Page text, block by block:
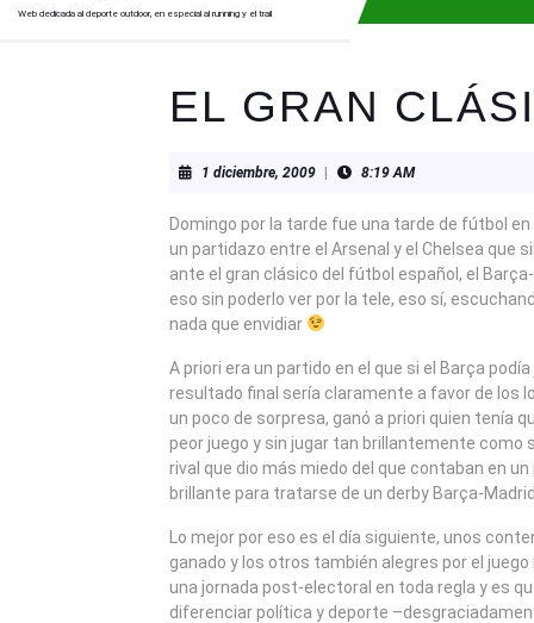
Web dedicada al deporte outdoor, en especial al running y el trail
EL GRAN
1 diciembre, 20091
2009
8:19 AM
Domingo por la tarde fue una tarde de fútbol
un partidazo entre el Arsenal y el Chelsea que
ante el gran clásico del fútbol español, el
eso sin poderlo ver por la tele, eso sí,
nada que envidiar
A priori era un partido en el que si el Barça
resultado final sería claramente a favor de los
un poco de sorpresa, ganó a priori quien tenía
peor juego y sin jugar tan brillantemente como
rival que dio más miedo del que contaban en
brillante para tratarse de un derby Barça-
Lo mejor por eso es el día siguiente, unos
ganado y los otros también alegres por el
una jornada post-electoral en toda regla y es
diferenciar política y deporte